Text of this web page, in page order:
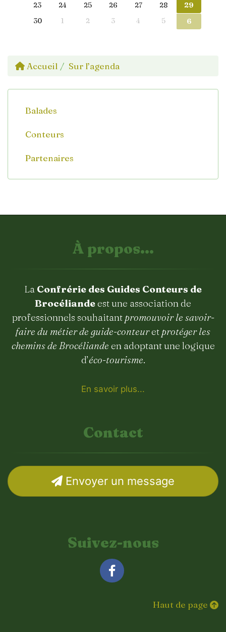
23
24 25 26 27 28
29
30
1 2 3 4 5 6
Accueil Sur l’agenda
Balades
Conteurs
Partenaires
À propos...
La Confrérie des Guides Conteurs de
Brocéliandeest une association de
professionnels souhaitant promouvoir le savoir-
faire du métier de guide-conteuret protéger les
chemins de Brocéliande en adoptant une logique
d’éco-tourisme.
En savoir plus...
Contact
Envoyer un message
Suivez-nous
Haut de page